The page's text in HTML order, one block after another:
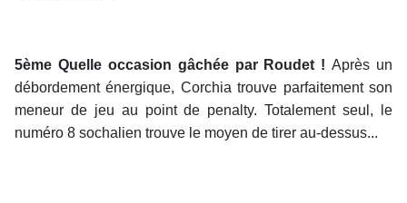
5ème Quelle occasion gâchée par Roudet !Après un
débordement énergique, Corchia trouve parfaitement son
meneur de jeu au point de penalty. Totalement seul, le
numéro 8 sochalien trouve le moyen de tirer au-dessus...